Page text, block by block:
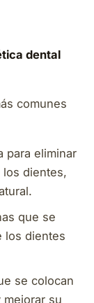
dental
comunes
para eliminar
los dientes,
que se
los dientes
se colocan
su